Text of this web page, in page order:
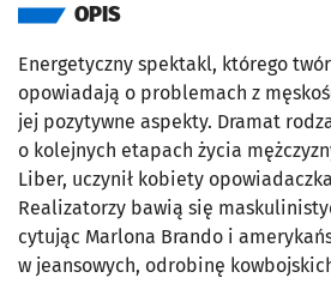
OPIS
Energetyczny spektakl, którego
opowiadają o problemach z
jej pozytywne aspekty. Dramat
o kolejnych etapach życia
Liber, uczynił kobiety
Realizatorzy bawią się
cytując Marlona Brando i
w jeansowych, odrobinę